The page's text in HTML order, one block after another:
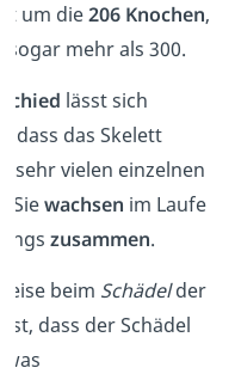
um die206 Knochen,
sogar mehr als 300.
lässt sich
dass das Skelett
sehr vielen einzelnen
Siewachsen im Laufe
zusammen.
beim Schädelder
ist, dass der Schädel